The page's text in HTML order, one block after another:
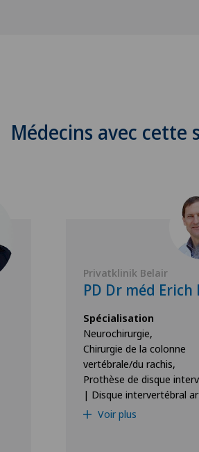
Médecins avec cette
Privatklinik Belair
PD Dr méd Erich
Spécialisation
Neurochirurgie,
Chirurgie de la colonne
vertébrale/du rachis,
Prothèse de disque
| Disque intervertébral
Voir plus